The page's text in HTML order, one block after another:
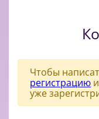
Чтобы
регистрацию
уже